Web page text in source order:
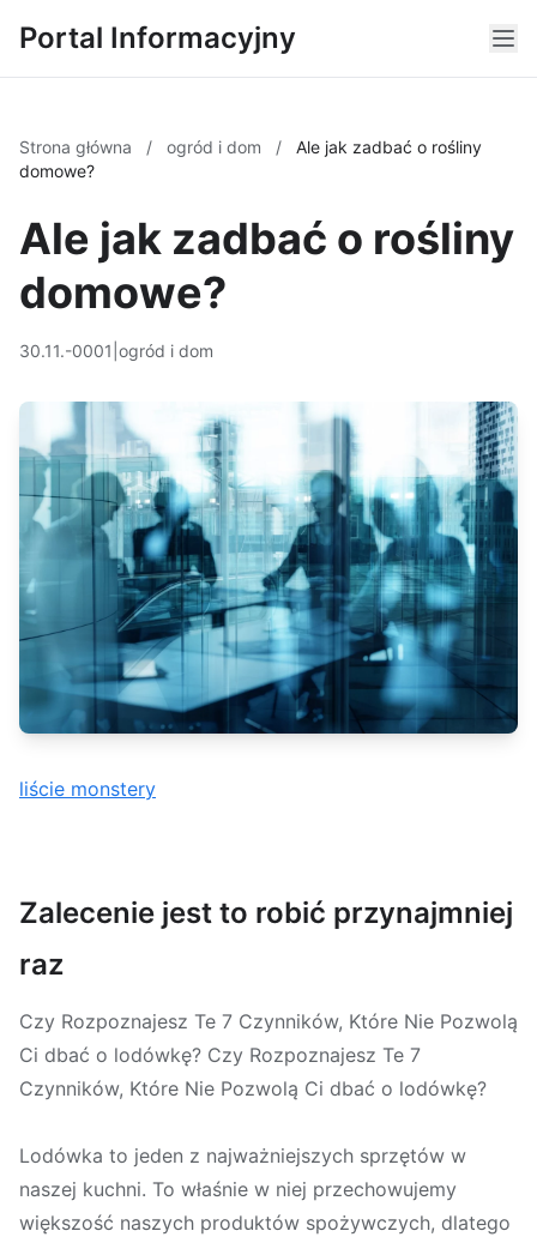
Portal Informacyjny
Strona główna / ogród i dom /
Ale jak zadbać o rośliny
domowe?
Ale jak zadbać o rośliny
domowe?
30.11.-0001 ogród i dom
liście monstery
Zalecenie jest to robić przynajmniej
raz
Czy Rozpoznajesz Te 7 Czynników, Które Nie Pozwolą
Ci dbać o lodówkę? Czy Rozpoznajesz Te 7
Czynników, Które Nie Pozwolą Ci dbać o lodówkę?
Lodówka to jeden z najważniejszych sprzętów w
naszej kuchni. To właśnie w niej przechowujemy
większość naszych produktów spożywczych, dlatego